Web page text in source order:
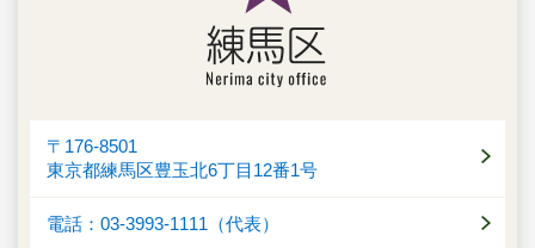
〒176-8501
東京都練馬区豊玉北6丁目12番1号
電話：03-3993-1111（代表）